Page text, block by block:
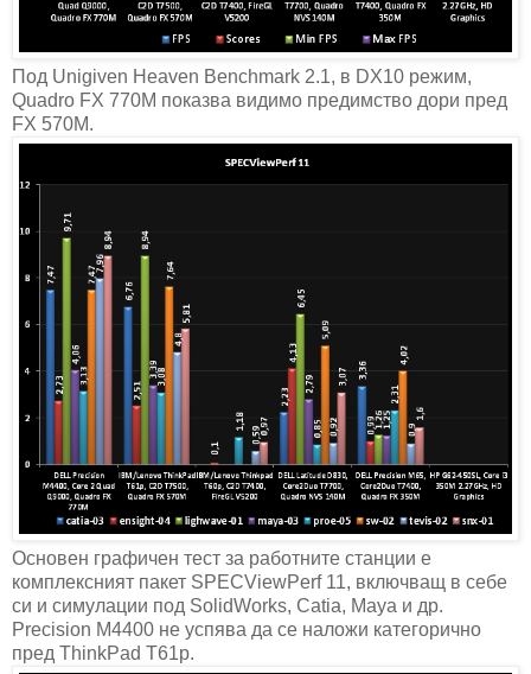
Под Unigiven Heaven Benchmark 2.1, в DX10 режим,
Quadro FX 770M показва видимо предимство дори пред
FX 570M.
Основен графичен тест за работните станции е
комплексният пакет SPECViewPerf 11, включващ в себе
си и симулации под SolidWorks, Catia, Maya и др.
Precision M4400 не успява да се наложи категорично
пред ThinkPad T61p.